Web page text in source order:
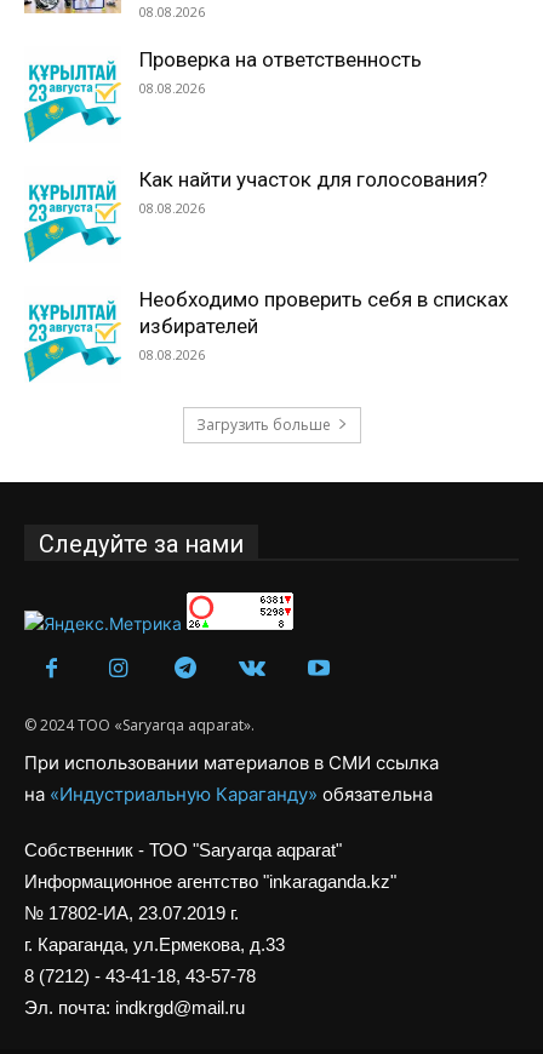
08.08.2026
Проверка на ответственность
08.08.2026
Как найти участок для голосования?
08.08.2026
Необходимо проверить себя в списках
избирателей
08.08.2026
Загрузить больше
Следуйте за нами
© 2024 ТОО «Saryarqa aqparat».
При использовании материалов в СМИ ссылка
на «Индустриальную Караганду» обязательна
Собственник - ТОО "Saryarqa aqparat"
Информационное агентство "inkaraganda.kz"
№ 17802-ИА, 23.07.2019 г.
г. Караганда, ул.Ермекова, д.33
8 (7212) - 43-41-18, 43-57-78
Эл. почта: indkrgd@mail.ru